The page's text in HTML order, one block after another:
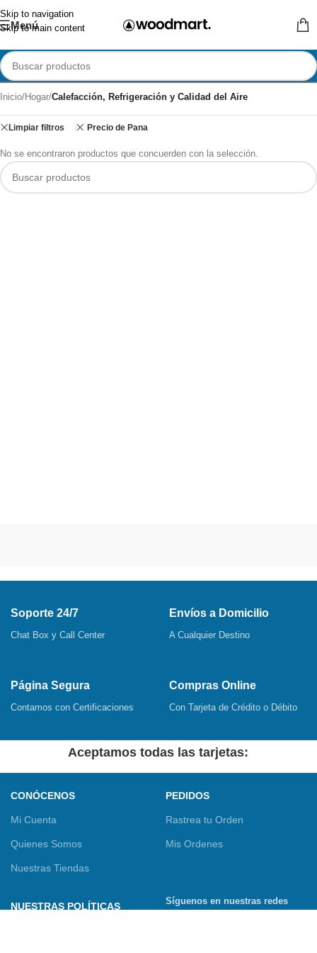
Skip to navigation
Skip to main content
Menú
Inicio/Hogar/Calefacción, Refrigeración y Calidad del Aire
Limpiar filtros Precio de Pana
No se encontraron productos que concuerden con la selección.
Soporte 24/7
Chat Box y Call Center
Envíos a Domicilio
A Cualquier Destino
Página Segura
Contamos con Certificaciones
Compras Online
Con Tarjeta de Crédito o Débito
Aceptamos todas las tarjetas:
CONÓCENOS
Mi Cuenta
Quienes Somos
Nuestras Tiendas
PEDIDOS
Rastrea tu Orden
Mis Ordenes
NUESTRAS POLÍTICAS
Síguenos en nuestras redes